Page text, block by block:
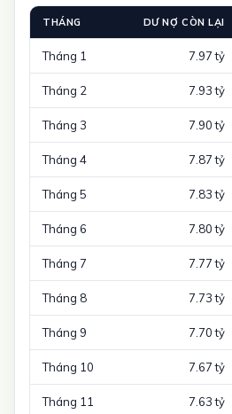
THÁNG DƯ NỢ CÒN LẠI
Tháng 1 7.97 tỷ
Tháng 2 7.93 tỷ
Tháng 3 7.90 tỷ
Tháng 4 7.87 tỷ
Tháng 5 7.83 tỷ
Tháng 6 7.80 tỷ
Tháng 7 7.77 tỷ
Tháng 8 7.73 tỷ
Tháng 9 7.70 tỷ
Tháng 10 7.67 tỷ
Tháng 11 7.63 tỷ